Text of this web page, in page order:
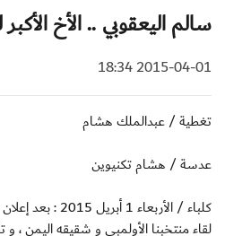
سالم اليعقوبي .. الأخ
2015-04-01 18:34
تغطية / عبدالملك هشام
عدسة / هشام تكنيوين
كلباء / الأربعاء 1
لقاء منتخبنا الأولمبي و شقيقه اليمن ،